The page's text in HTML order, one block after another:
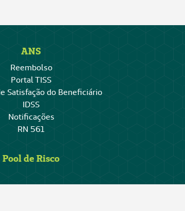
ANS
Reembolso
Portal TISS
Satisfação do Beneficiário
IDSS
Notificações
RN 561
Pool de Risco